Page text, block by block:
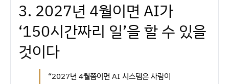
3. 2027년 4월이면 AI가
‘150시간짜리 일’을 할 수 있을
것이다
“2027년 4월쯤이면 AI 시스템은 사람이